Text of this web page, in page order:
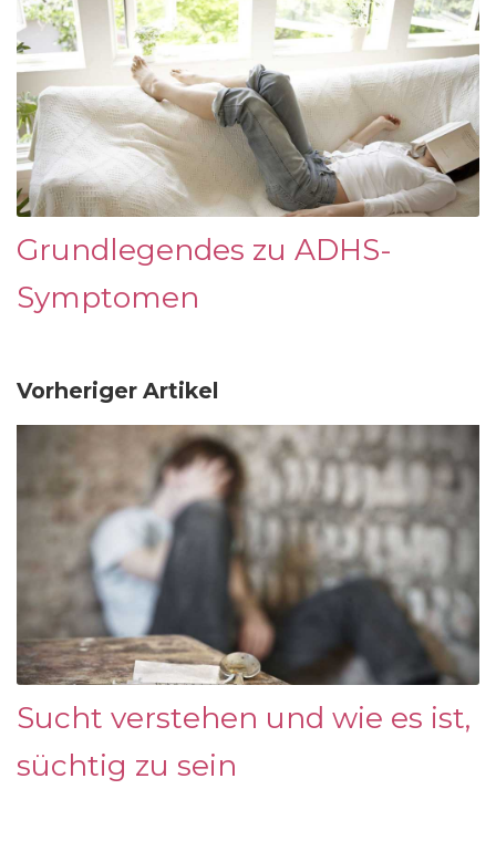
Grundlegendes zu ADHS-
Symptomen
Vorheriger Artikel
Sucht verstehen und wie es ist,
süchtig zu sein